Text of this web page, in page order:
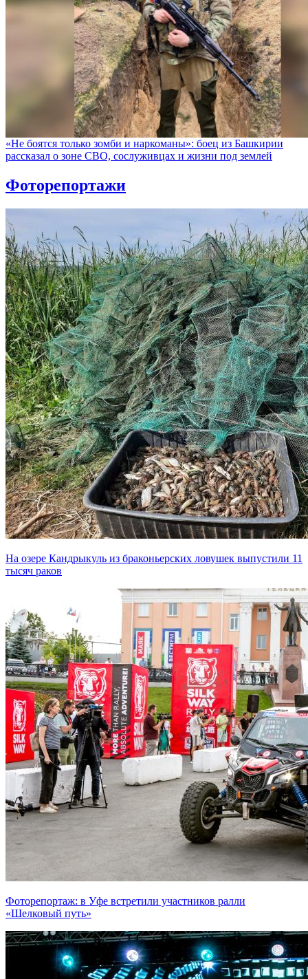
«Не боятся только зомби и наркоманы»: боец из Башкирии
рассказал о зоне СВО, сослуживцах и жизни под землей
Фоторепортажи
На озере Кандрыкуль из браконьерских ловушек выпустили 11
тысяч раков
Фоторепортаж: в Уфе встретили участников ралли
«Шелковый путь»